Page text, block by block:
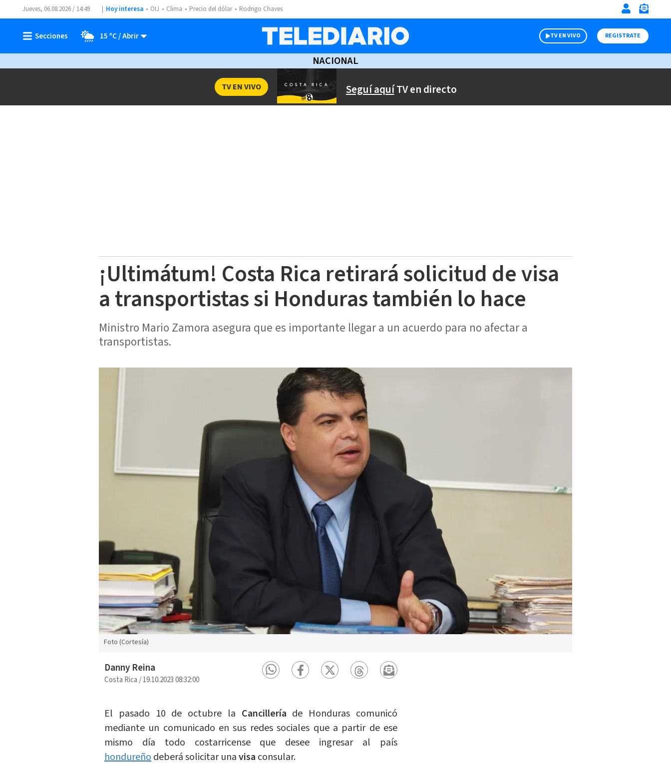
Jueves, 06.08.2026 / 14:49 Hoy interesa OIJ Clima Precio del dólar Rodrigo Chaves
15 ºC TV EN VIVO REGISTRATE
NACIONAL
Seguí aquíTV en directo
TV EN VIVO
¡Ultimátum! Costa Rica retirará solicitud de visa
a transportistas si Honduras también lo hace
Ministro Mario Zamora asegura que es importante llegar a un acuerdo para no afectar a
transportistas.
Foto (Cortesía)
Danny Reina
Costa Rica/19.10.2023 08:32:00
El pasado 10 de octubre la Cancillería de Honduras comunicó
mediante un comunicado en sus redes sociales que a partir de ese
mismo día todo costarricense que desee ingresar al país
hondureñodeberá solicitar unavisa consular.